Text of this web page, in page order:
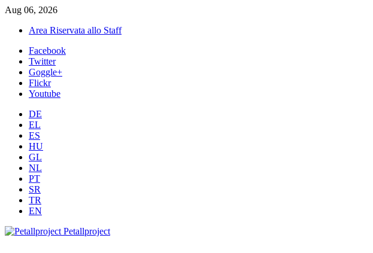
Aug 06, 2026
Area Riservata allo Staff
Facebook
Twitter
Goggle+
Flickr
Youtube
DE
EL
ES
HU
GL
NL
PT
SR
TR
EN
Petallproject